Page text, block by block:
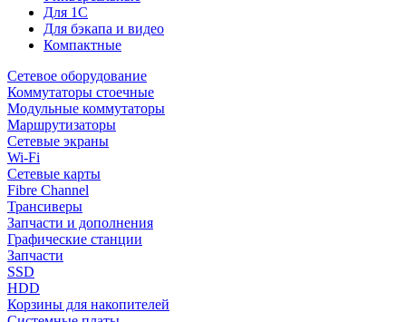
Для 1С
Для бэкапа и видео
Компактные
Сетевое оборудование
Коммутаторы стоечные
Модульные коммутаторы
Маршрутизаторы
Сетевые экраны
Wi-Fi
Сетевые карты
Fibre Channel
Трансиверы
Запчасти и дополнения
Графические станции
Запчасти
SSD
HDD
Корзины для накопителей